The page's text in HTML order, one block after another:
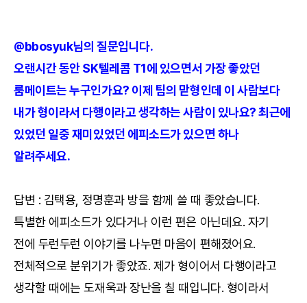
@bbosyuk님의 질문입니다.
오랜시간 동안 SK텔레콤 T1에 있으면서 가장 좋았던
룸메이트는 누구인가요? 이제 팀의 맏형인데 이 사람보다
내가 형이라서 다행이라고 생각하는 사람이 있나요? 최근에
있었던 일중 재미있었던 에피소드가 있으면 하나
알려주세요.
답변 : 김택용, 정명훈과 방을 함께 쓸 때 좋았습니다.
특별한 에피소드가 있다거나 이런 편은 아닌데요. 자기
전에 두런두런 이야기를 나누면 마음이 편해졌어요.
전체적으로 분위기가 좋았죠. 제가 형이어서 다행이라고
생각할 때에는 도재욱과 장난을 칠 때입니다. 형이라서